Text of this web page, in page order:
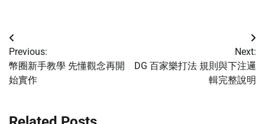
Post
navigation
Previous:
幣圈新手教學 先懂觀念再開
始實作
Next:
DG 百家樂打法 規則與下注邏
輯完整說明